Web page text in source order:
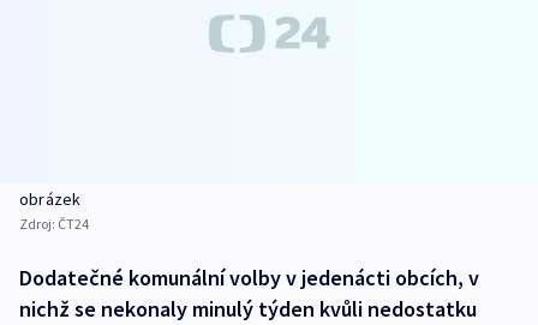
obrázek
Zdroj: ČT24
Dodatečné komunální volby v jedenácti obcích, v
nichž se nekonaly minulý týden kvůli nedostatku